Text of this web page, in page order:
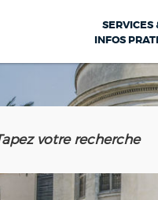
SERVICES
INFOS